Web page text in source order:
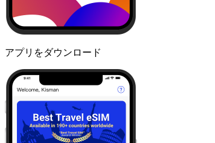
アプリをダウンロード